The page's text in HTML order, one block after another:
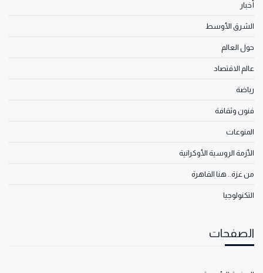
أخبار
الشرق الأوسط
حول العالم
عالم الاقتصاد
رياضة
فنون وثقافة
المنوعات
الأزمة الروسية الأوكرانية
من غزة.. هنا القاهرة
التكنولوجيا
الصفحات